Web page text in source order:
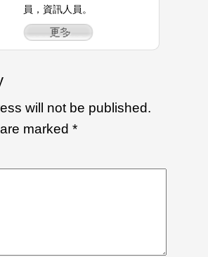
員，資訊人員。
will not be published.
marked *